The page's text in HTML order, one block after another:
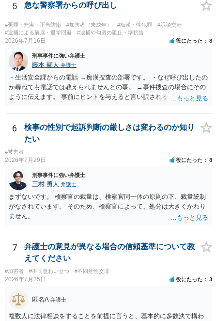
5 急な警察署からの呼び出し
#冤罪・無実・正当防衛 #加害者（未成年） #痴漢・性犯罪
#示談交渉
#逮捕による解雇・退学回避
#逮捕や勾留の阻止・準抗告
2026年7月16日 役にたった 8
刑事事件に強い弁護士
藤本 顯人 弁護士
・生活安全課からの電話 →痴漢捜査の部署です。 ・なぜ呼び出したの
か尋ねても電話では教えられませんとの事。 →事件捜査の場合にその
ように伝えます。 事前にヒントを与えると言い訳されるからです。 ・
たり →やはり痴漢として疑われているのでは。 そもそも痴漢をやって
ないのであれば、何も疑われる筋合いは無いわけですし狼狽える必要
はないですね。
6
検事の性別で起訴判断の厳しさは変わるのか知り
たい
#被害者
2026年7月29日 役にたった 8
刑事事件に強い弁護士
三村 勇人 弁護士
まずないです。 検察官の裁量は、検察官同一体の原則の下、裁量統制
がなされています。 そのため、検察官によって、処分は大きくかわり
ません。
7
弁護士の意見が異なる場合の信頼基準について教
えてください
#加害者 #不同意わいせつ #不同意性交罪
2026年7月25日 役にたった 3
匿名A 弁護士
複数人に法律相談をすることを前提に言うと、基本的に多数決で構わ